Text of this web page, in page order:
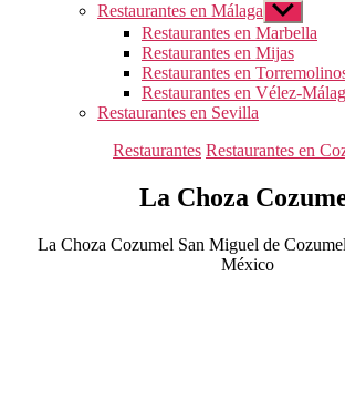
Restaurantes en Málaga Mostrar
el
submenú
Restaurantes en Marbella
Restaurantes en Mijas
Restaurantes en
Restaurantes en Vélez-
Restaurantes en Sevilla
Categorías
Restaurantes Restaurantes en
La Choza
La Choza Cozumel San Miguel de
México